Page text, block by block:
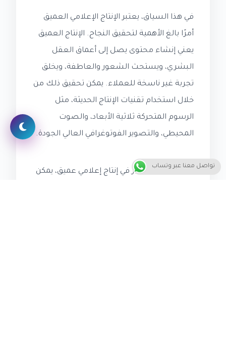
في هذا السياق، يعتبر الإنتاج الإعلامي العميق
أمرًا بالغ الأهمية لتحقيق النجاح. الإنتاج العميق
يعني إنشاء محتوى يصل إلى أعماق العقل
البشري، ويستحث الشعور والعاطفة، ويخلق
تجربة غير ناسخة للعملاء. يمكن تحقيق ذلك من
خلال استخدام تقنيات الإنتاج الحديثة، مثل
الرسوم المتحركة ثلاثية الأبعاد، والصوت
المحيطي، والتصوير الفوتوغرافي العالي الجودة.
من خلال الاستثمار في إنتاج إعلامي عميق، يمكن
تواصل معنا عبر وتساب